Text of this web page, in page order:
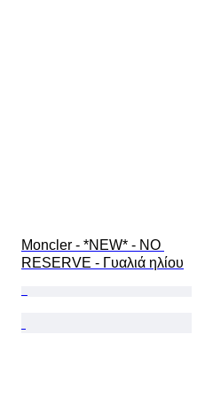
Moncler - *NEW* - NO
RESERVE - Γυαλιά ηλίου